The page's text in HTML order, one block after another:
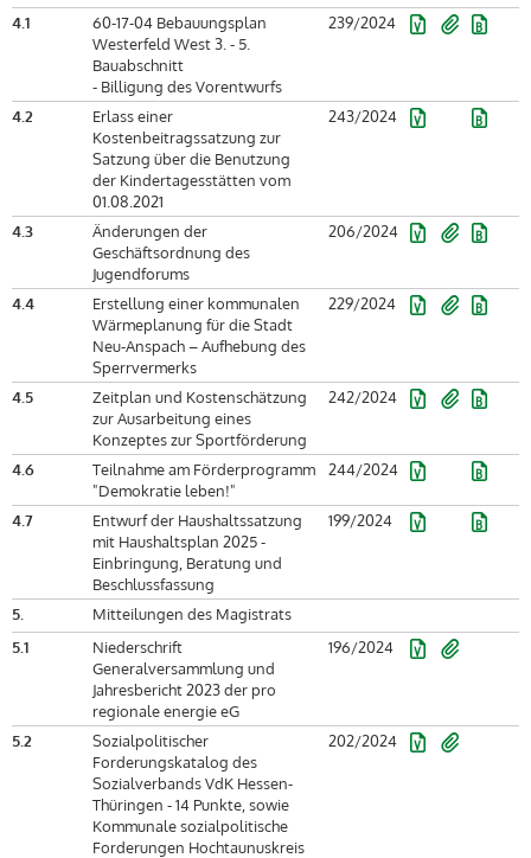
4.1
60-17-04 Bebauungsplan
Westerfeld West 3. - 5.
Bauabschnitt
- Billigung des Vorentwurfs
239/2024
4.2
Erlass einer
Kostenbeitragssatzung zur
Satzung über die Benutzung
der Kindertagesstätten vom
01.08.2021
243/2024
4.3
Änderungen der
Geschäftsordnung des
Jugendforums
206/2024
4.4
Erstellung einer kommunalen
Wärmeplanung für die Stadt
Neu-Anspach – Aufhebung des
Sperrvermerks
229/2024
4.5
Zeitplan und Kostenschätzung
zur Ausarbeitung eines
Konzeptes zur Sportförderung
242/2024
4.6
Teilnahme am Förderprogramm
"Demokratie leben!"
244/2024
4.7
Entwurf der Haushaltssatzung
mit Haushaltsplan 2025 -
Einbringung, Beratung und
Beschlussfassung
199/2024
5.
Mitteilungen des Magistrats
5.1
Niederschrift
Generalversammlung und
Jahresbericht 2023 der pro
regionale energie eG
196/2024
5.2
Sozialpolitischer
Forderungskatalog des
Sozialverbands VdK Hessen-
Thüringen - 14 Punkte, sowie
Kommunale sozialpolitische
Forderungen Hochtaunuskreis
202/2024